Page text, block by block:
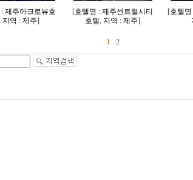
제주아크로뷰호
지역 : 제주]
[호텔명 : 제주센트럴시티
호텔, 지역 : 제주]
[호텔
1 2